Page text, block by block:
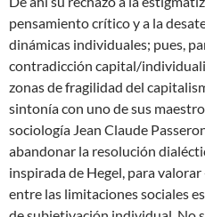
pensamiento crítico y a la
dinámicas individuales; pues,
contradicción capital/
zonas de fragilidad del
sintonía con uno de sus
sociología Jean Claude
abandonar la resolución
inspirada de Hegel, para
entre las limitaciones sociales